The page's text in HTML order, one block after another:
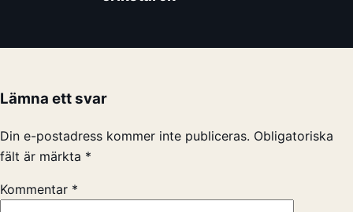
Lämna ett svar
Din e-postadress kommer inte publiceras. Obligatoriska
fält är märkta *
Kommentar *